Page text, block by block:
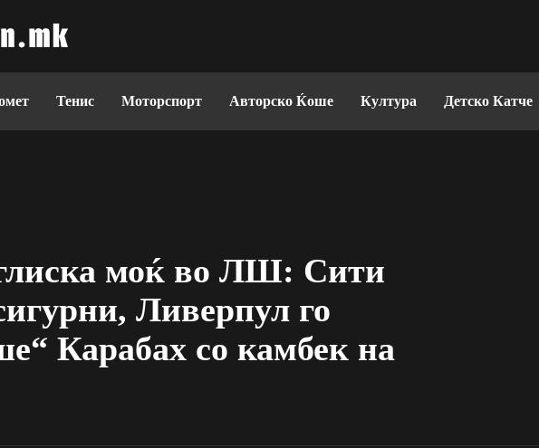
Тенис Моторспорт Авторско Ќоше Култура Детско Катче
моќ во ЛШ: Сити
Ливерпул го
Карабах со камбек на